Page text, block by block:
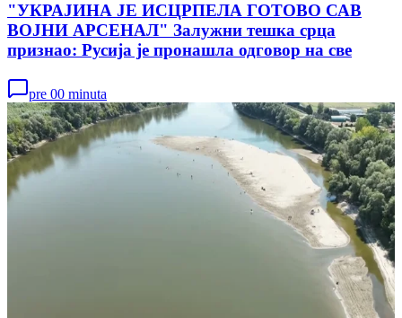
"УКРАЈИНА ЈЕ ИСЦРПЕЛА ГОТОВО САВ
ВОЈНИ АРСЕНАЛ" Залужни тешка срца
признао: Русија је пронашла одговор на све
pre 00 minuta